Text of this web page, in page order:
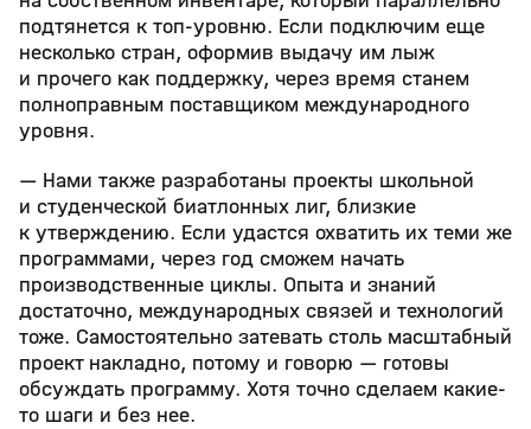
подтянется к топ-уровню. Если подключим еще
несколько стран, оформив выдачу им лыж
и прочего как поддержку, через время станем
полноправным поставщиком международного
уровня.
— Нами также разработаны проекты школьной
и студенческой биатлонных лиг, близкие
к утверждению. Если удастся охватить их теми же
программами, через год сможем начать
производственные циклы. Опыта и знаний
достаточно, международных связей и технологий
тоже. Самостоятельно затевать столь масштабный
проект накладно, потому и говорю — готовы
обсуждать программу. Хотя точно сделаем какие-
то шаги и без нее.